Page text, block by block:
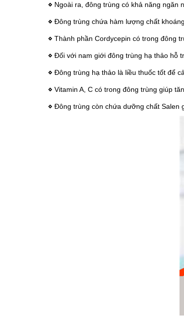
⋄ Ngoài ra, đông trùng có khả năng ngăn
⋄ Đông trùng chứa hàm lượng chất
⋄ Thành phần Cordycepin có trong đông
⋄ Đối với nam giới đông trùng hạ thảo hỗ
⋄ Đông trùng hạ thảo là liều thuốc tốt để
⋄ Vitamin A, C có trong đông trùng giúp
⋄ Đông trùng còn chứa dưỡng chất Salen